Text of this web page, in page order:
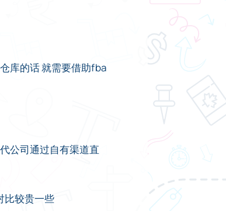
库的话 就需要借助fba
公司通过自有渠道直
比较贵一些